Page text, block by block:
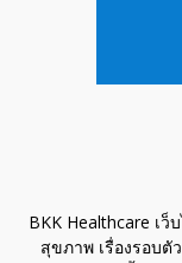
BKK Healthcare เ
สุขภาพ เรื่องรอบ